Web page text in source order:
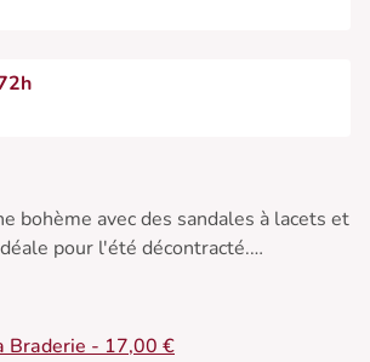
bohème avec des sandales à lacets et
pour l'été décontracté.
subtil
Braderie - 17,00 €